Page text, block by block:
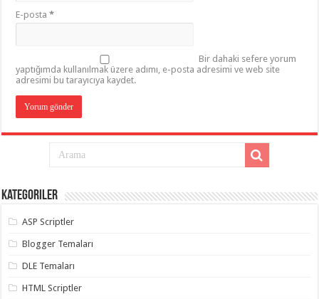
E-posta*
Bir dahaki sefere yorum
yaptığımda kullanılmak üzere adımı, e-posta adresimi ve web site
adresimi bu tarayıcıya kaydet.
Kategoriler
ASP Scriptler
Blogger Temaları
DLE Temaları
HTML Scriptler